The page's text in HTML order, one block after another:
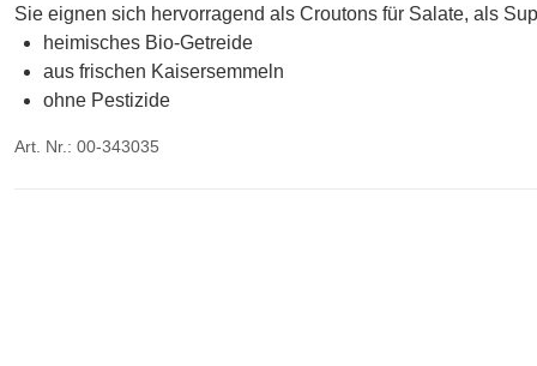
Sie eignen sich hervorragend als Croutons für Salate, als
heimisches Bio-Getreide
aus frischen Kaisersemmeln
ohne Pestizide
Art. Nr.: 00-343035